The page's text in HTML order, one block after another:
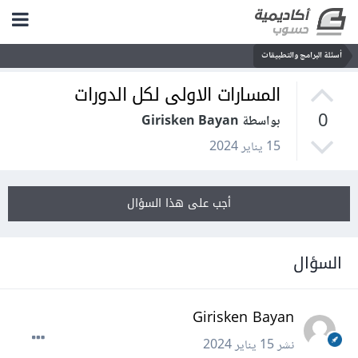
أسئلة البرامج والتطبيقات
0
المسارات الاولى لكل الدورات
بواسطة Girisken Bayan
15 يناير 2024
أجب على هذا السؤال
السؤال
Girisken Bayan
نشر15 يناير 2024